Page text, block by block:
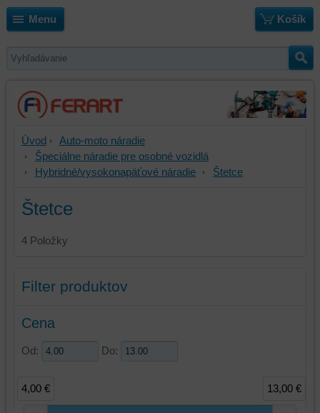
Menu Košík
Úvod
Auto-moto náradie
Špeciálne náradie pre osobné vozidlá
Hybridné/vysokonapäťové náradie
Štetce
Štetce
4 Položky
Filter produktov
Cena
Od: Do:
4,00 € 13,00 €